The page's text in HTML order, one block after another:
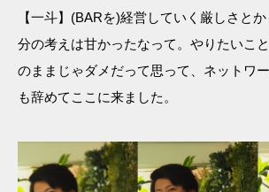
【一斗】(BARを)経営していく厳しさと
分の考えは甘かったなって。やりたいこ
のままじゃダメだって思って、ネットワ
も辞めてここに来ました。